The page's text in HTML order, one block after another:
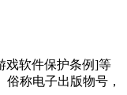
软件保护条例]等
称电子出版物号，